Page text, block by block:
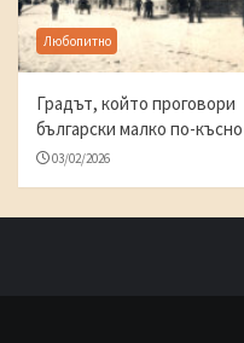
Любопитно
Градът, който проговори
български малко по-късно
03/02/2026